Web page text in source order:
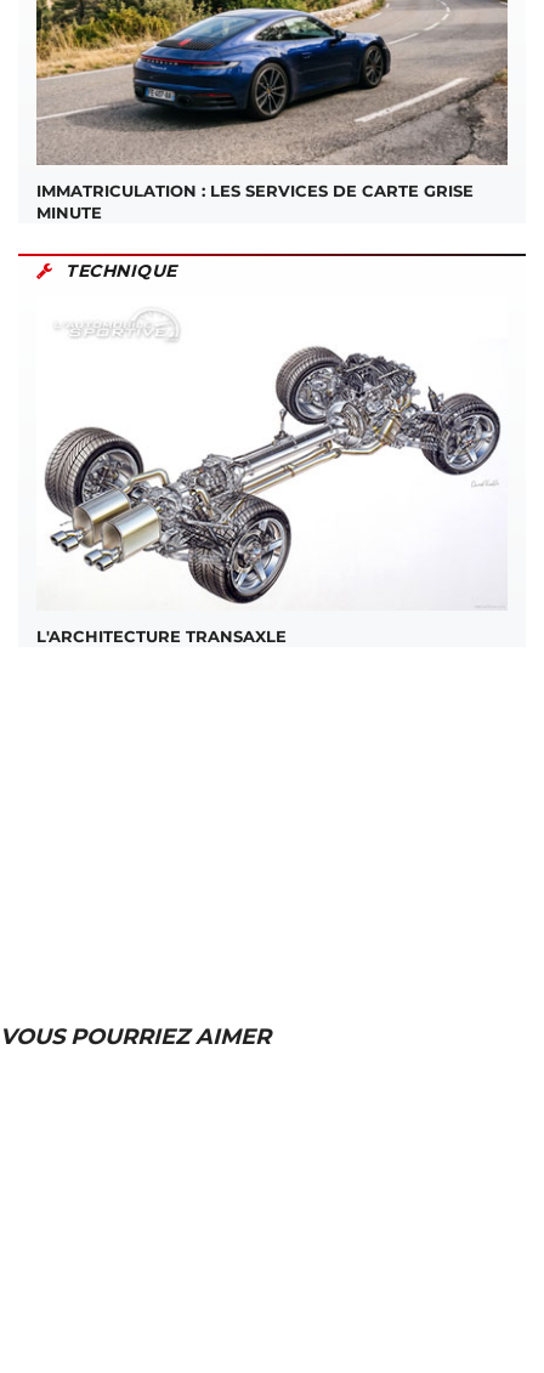
IMMATRICULATION : LES SERVICES DE CARTE GRISE
MINUTE
TECHNIQUE
L'ARCHITECTURE TRANSAXLE
VOUS POURRIEZ AIMER